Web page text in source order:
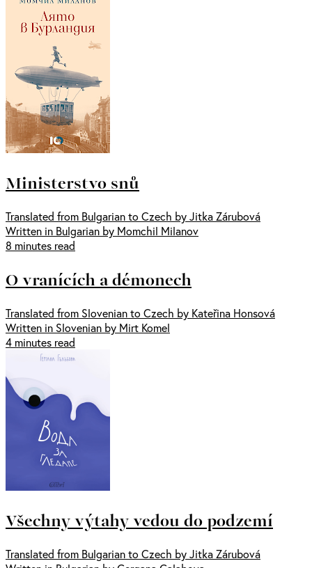
Ministerstvo snů
Translated from Bulgarian to Czech by Jitka Zárubová
Written in Bulgarian by Momchil Milanov
8 minutes read
O vranících a démonech
Translated from Slovenian to Czech by Kateřina Honsová
Written in Slovenian by Mirt Komel
4 minutes read
Všechny výtahy vedou do podzemí
Translated from Bulgarian to Czech by Jitka Zárubová